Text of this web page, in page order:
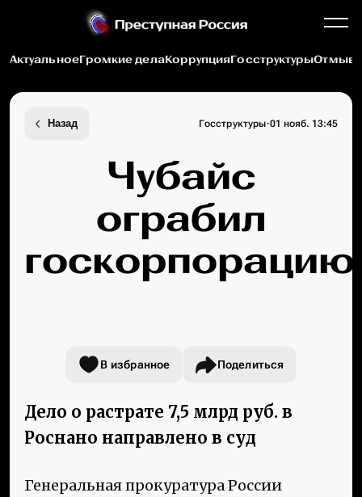
АктуальноеГромкие делаКоррупцияГосструктуры
Назад Госструктуры·01 нояб. 13:45
Чубайс
ограбил
госкорпорацию
В избранное Поделиться
Дело о растрате 7,5 млрд руб. в
Роснано направлено в суд
Генеральная прокуратура России